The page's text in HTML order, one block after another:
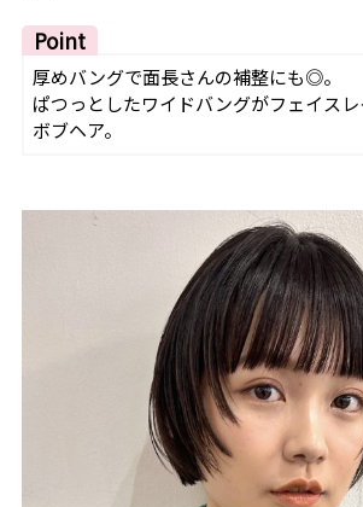
Point
厚めバングで面長さんの補整にも◎。
ぱつっとしたワイドバングがフェイス
ボブヘア。